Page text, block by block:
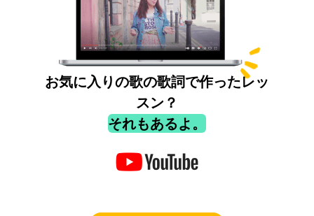
お気に入りの歌の歌詞で作ったレッ
スン？
それもあるよ。